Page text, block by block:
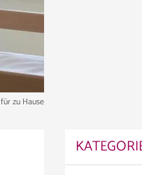
zu Hause